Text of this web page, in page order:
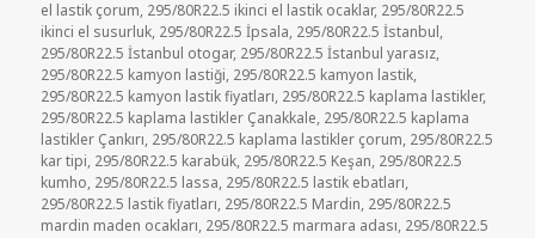
el lastik çorum, 295/80R22.5 ikinci el lastik ocaklar, 295/80R22.5
ikinci el susurluk, 295/80R22.5 İpsala, 295/80R22.5 İstanbul,
295/80R22.5 İstanbul otogar, 295/80R22.5 İstanbul yarasız,
295/80R22.5 kamyon lastiği, 295/80R22.5 kamyon lastik,
295/80R22.5 kamyon lastik fiyatları, 295/80R22.5 kaplama lastikler,
295/80R22.5 kaplama lastikler Çanakkale, 295/80R22.5 kaplama
lastikler Çankırı, 295/80R22.5 kaplama lastikler çorum, 295/80R22.5
kar tipi, 295/80R22.5 karabük, 295/80R22.5 Keşan, 295/80R22.5
kumho, 295/80R22.5 lassa, 295/80R22.5 lastik ebatları,
295/80R22.5 lastik fiyatları, 295/80R22.5 Mardin, 295/80R22.5
mardin maden ocakları, 295/80R22.5 marmara adası, 295/80R22.5